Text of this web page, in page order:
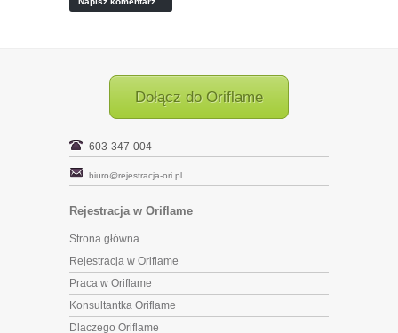
Dołącz do Oriflame
603-347-004
biuro@rejestracja-ori.pl
Rejestracja w Oriflame
Strona główna
Rejestracja w Oriflame
Praca w Oriflame
Konsultantka Oriflame
Dlaczego Oriflame